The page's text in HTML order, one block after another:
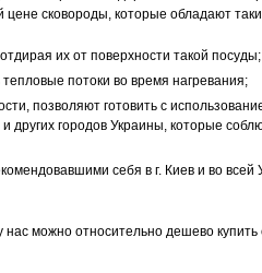
сковороды, которые обладают
их от поверхности такой посуды;
потоки во время нагревания;
позволяют готовить с
городов Украины, которые
себя в г. Киев и во всей
можно относительно дешево купить